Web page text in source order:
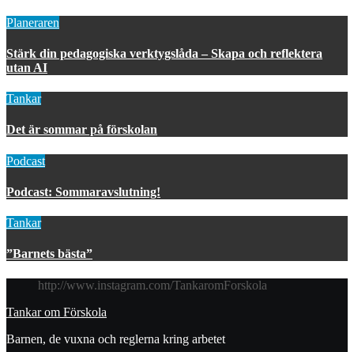
Planeraren
Stärk din pedagogiska verktygslåda – Skapa och reflektera
utan AI
Tankar
Det är sommar på förskolan
Podcast
Podcast: Sommaravslutning!
Tankar
”Barnets bästa”
http://www.instagram.com/TankaromForskola
Tankar om Förskola
Barnen, de vuxna och reglerna kring arbetet